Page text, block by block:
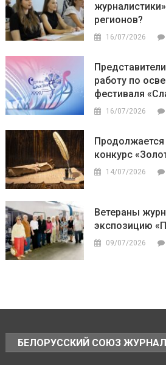
регионов?
16/07/2026
работу по
фестиваля
16/07/2026
Продолжается
конкурс
14/07/2026
Ветераны
экспозицию
09/07/2026
БЕЛОРУССКИЙ СОЮЗ